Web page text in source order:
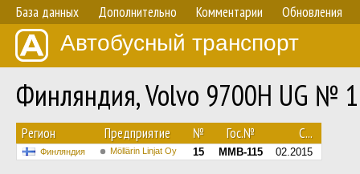
База данных Дополнительно Комментарии Обновления
Автобусный транспорт
Финляндия, Volvo 9700H UG №
Регион Предприятие № Гос.№ С...
Финляндия Möllärin Linjat Oy 15 MMB-115 02.2015